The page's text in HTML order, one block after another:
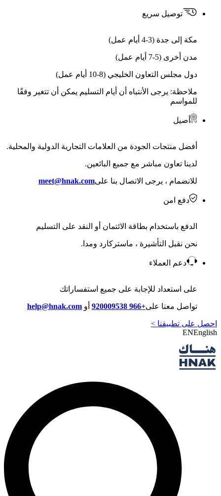
توصيل سريع
مكة إلى جدة (3-4 أيام عمل)
مدن أخرى (5-7 أيام عمل)
دول مجلس التعاون الخليجي (8-10 أيام عمل)
ملاحظة: يرجى الأنتباه أن أيام التسليم يمكن أن تتغير وفقًا
للمواسم
أصيل
أفضل منتجات الجودة من العلامات التجارية الدولية والمحلية.
لدينا تعاون مباشر مع جميع البائعين.
للانضمام ، يرجى الاتصال بنا علىmeet@hnak.com
دفع امن
الدفع باستخدام بطاقة الائتمان أو النقد على التسليم
نحن نقبل التأشيرة ، ماستركارد ومدا.
دعم العملاء
على استعداد للإجابة على جميع استفساراتك
تواصل معنا على+966 920009538 أو help@hnak.com
احصل على تطبيقنا >
ENEnglish